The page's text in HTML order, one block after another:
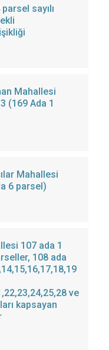
sayılı
Mahallesi
6 parsel)
107 ada 1
108 ada
ve
kapsayan